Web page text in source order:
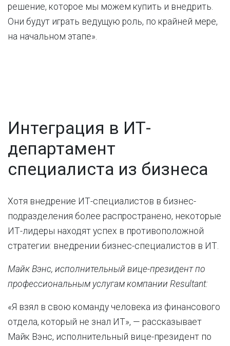
решение, которое мы можем купить и внедрить.
Они будут играть ведущую роль, по крайней мере,
на начальном этапе».
Интеграция в ИТ-
департамент
специалиста из бизнеса
Хотя внедрение ИТ-специалистов в бизнес-
подразделения более распространено, некоторые
ИТ-лидеры находят успех в противоположной
стратегии: внедрении бизнес-специалистов в ИТ.
Майк Вэнс, исполнительный вице-президент по
профессиональным услугам компании Resultant:
«Я взял в свою команду человека из финансового
отдела, который не знал ИТ», — рассказывает
Майк Вэнс, исполнительный вице-президент по